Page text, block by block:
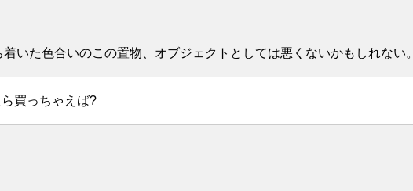
いた色合いのこの置物、オブジェクトとしては悪くないかもしれない。
買っちゃえば?